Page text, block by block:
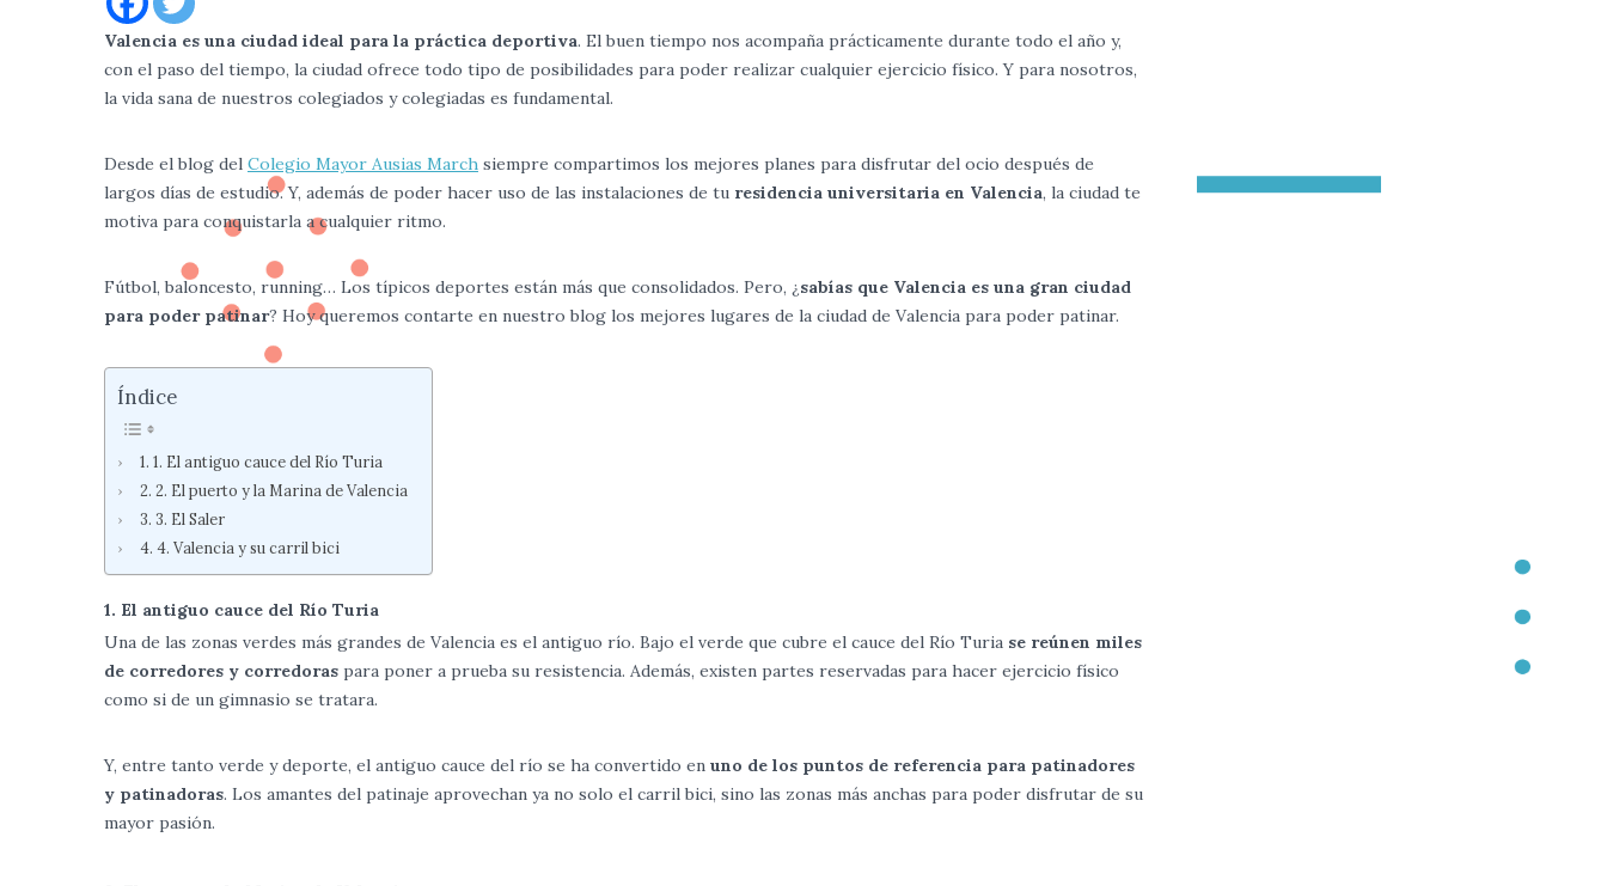
Valencia es una ciudad ideal para la práctica deportiva. El buen tiempo nos acompaña prácticamente durante todo el año y,
con el paso del tiempo, la ciudad ofrece todo tipo de posibilidades para poder realizar cualquier ejercicio físico. Y para nosotros,
la vida sana de nuestros colegiados y colegiadas es fundamental.
Desde el blog del Colegio Mayor Ausias March siempre compartimos los mejores planes para disfrutar del ocio después de
largos días de estudio. Y, además de poder hacer uso de las instalaciones de tu residencia universitaria en Valencia, la ciudad te
motiva para conquistarla a cualquier ritmo.
Fútbol, baloncesto, running… Los típicos deportes están más que consolidados. Pero, ¿sabías que Valencia es una gran ciudad
para poder patinar? Hoy queremos contarte en nuestro blog los mejores lugares de la ciudad de Valencia para poder patinar.
Índice
1. El antiguo cauce del Río Turia
2. El puerto y la Marina de Valencia
3. El Saler
4. Valencia y su carril bici
1. El antiguo cauce del Río Turia
Una de las zonas verdes más grandes de Valencia es el antiguo río. Bajo el verde que cubre el cauce del Río Turia se reúnen miles
de corredores y corredoras para poner a prueba su resistencia. Además, existen partes reservadas para hacer ejercicio físico
como si de un gimnasio se tratara.
Y, entre tanto verde y deporte, el antiguo cauce del río se ha convertido en uno de los puntos de referencia para patinadores
y patinadoras. Los amantes del patinaje aprovechan ya no solo el carril bici, sino las zonas más anchas para poder disfrutar de su
mayor pasión.